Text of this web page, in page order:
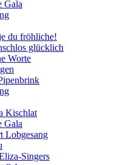
Gala
du fröhliche!
glücklich
Worte
Kischlat
Gala
Lobgesang
Singers